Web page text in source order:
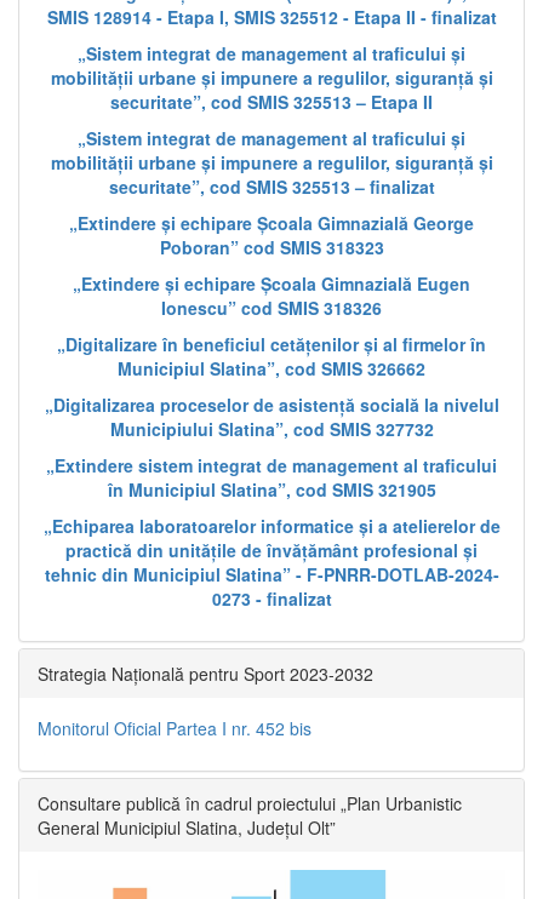
SMIS 128914 - Etapa I, SMIS 325512 - Etapa II - finalizat
„Sistem integrat de management al traficului și
mobilității urbane și impunere a regulilor, siguranță și
securitate”, cod SMIS 325513 – Etapa II
„Sistem integrat de management al traficului și
mobilității urbane și impunere a regulilor, siguranță și
securitate”, cod SMIS 325513 – finalizat
„Extindere și echipare Școala Gimnazială George
Poboran” cod SMIS 318323
„Extindere și echipare Școala Gimnazială Eugen
Ionescu” cod SMIS 318326
„Digitalizare în beneficiul cetățenilor și al firmelor în
Municipiul Slatina”, cod SMIS 326662
„Digitalizarea proceselor de asistență socială la nivelul
Municipiului Slatina”, cod SMIS 327732
„Extindere sistem integrat de management al traficului
în Municipiul Slatina”, cod SMIS 321905
„Echiparea laboratoarelor informatice și a atelierelor de
practică din unitățile de învățământ profesional și
tehnic din Municipiul Slatina” - F-PNRR-DOTLAB-2024-
0273 - finalizat
Strategia Națională pentru Sport 2023-2032
Monitorul Oficial Partea I nr. 452 bis
Consultare publică în cadrul proiectului „Plan Urbanistic
General Municipiul Slatina, Județul Olt”